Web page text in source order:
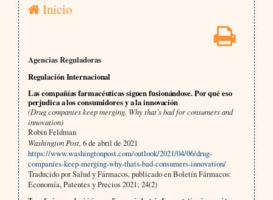
Inicio
Agencias Reguladoras
Regulación Internacional
Las compañías farmacéuticas siguen fusionándose. Por qué eso
perjudica a los consumidores y a la innovación
(Drug companies keep merging. Why that’s bad for consumers and
innovation)
Robin Feldman
Washington Post, 6 de abril de 2021
https://www.washingtonpost.com/outlook/2021/04/06/drug-
companies-keep-merging-why-thats-bad-consumers-innovation/
Traducido por Salud y Fármacos, publicado en Boletín Fármacos:
Economía, Patentes y Precios 2021; 24(2)